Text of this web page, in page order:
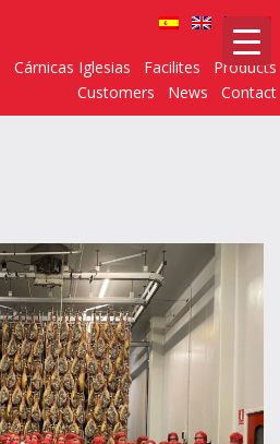
Cárnicas Iglesias Facilites
Products
Customers
News Contact